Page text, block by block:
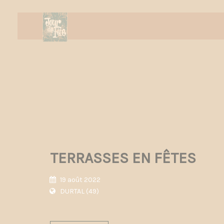
TERRASSES EN FÊTES
19 août 2022
DURTAL (49)